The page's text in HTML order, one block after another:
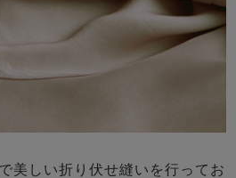
美しい折り伏せ縫いを行ってお